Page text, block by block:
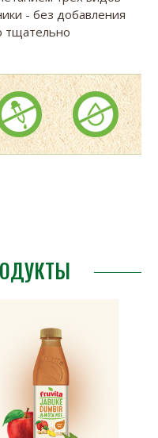
- без добавления
тщательно